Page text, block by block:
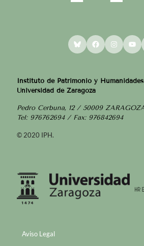
BlueskyFacebook
Instituto de Patrimonio y Humanidades
Universidad de Zaragoza
Pedro Cerbuna, 12 / 50009
Tel: 976762694 / Fax: 976842694
© 2020 IPH.
Aviso Legal